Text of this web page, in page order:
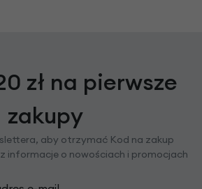
zł na pierwsze
zakupy
aby otrzymać Kod na zakup
informacje o nowościach i promocjach